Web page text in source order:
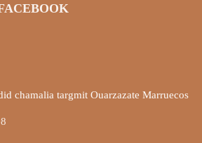
chamalia targmit Ouarzazate Marruecos